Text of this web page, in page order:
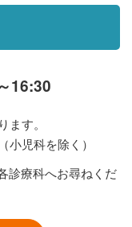
16:30
す。
児科を除く）
診療科へお尋ねくだ